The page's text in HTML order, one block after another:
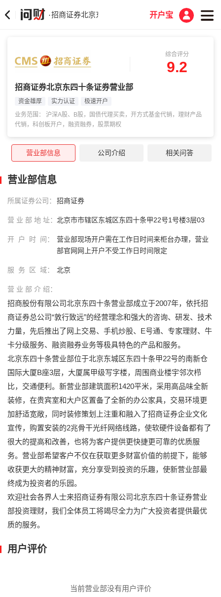
·招商证券北京东四十条证券营业部开户宝
综合评分
9.2
招商证券北京东四十条证券营业部
资金雄厚 实力认证
极速开户
业务范围： 沪深A股、B股，国债代理买卖，开方式基金代销，理财产品
代销，科创板开户，融资融券，股票期权
营业部信息 公司介绍 相关问答
营业部信息
所属证券公司： 招商证券
营 业 部 地 址： 北京市市辖区东城区东四十条甲22号1号楼3层03
开 户 时 间：
营业部现场开户需在工作日时间来柜台办理，营业
部官网网上开户不受工作日时间限定
服 务 区 域： 北京
营 业 部 介 绍：
招商股份有限公司北京东四十条营业部成立于2007年，依托招
商证券总公司“敦行致远”的经营理念和强大的咨询、研发、技术
力量，先后推出了网上交易、手机炒股、E号通、专家理财、牛
卡分级服务、融资融券业务等极具特色的产品和服务。
北京东四十条营业部位于北京东城区东四十条甲22号的南新仓
国际大厦B座3层，大厦属甲级写字楼，周围商业楼宇邻次栉
比，交通便利。新营业部建筑面积1420平米，采用高品味全新
装修，在贵宾室和大户区置备了全新的办公家具，交易环境更
加舒适宽敞，同时装修策划上注重和融入了招商证券企业文化
宣传，购置安装的2兆骨干光纤网络线路，使软硬件设备都有了
很大的提高和改善，也将为客户提供更快捷更可靠的优质服
务。营业部希望客户不仅在获取更多财富价值的前提下，能够
收获更大的精神财富，充分享受到投资的乐趣，使新营业部最
终成为投资者的乐园。
欢迎社会各界人士来招商证券有限公司北京东四十条证券营业
部投资理财，我们全体员工将竭尽全力为广大投资者提供最优
质的服务。
用户评价
当前营业部没有用户评价